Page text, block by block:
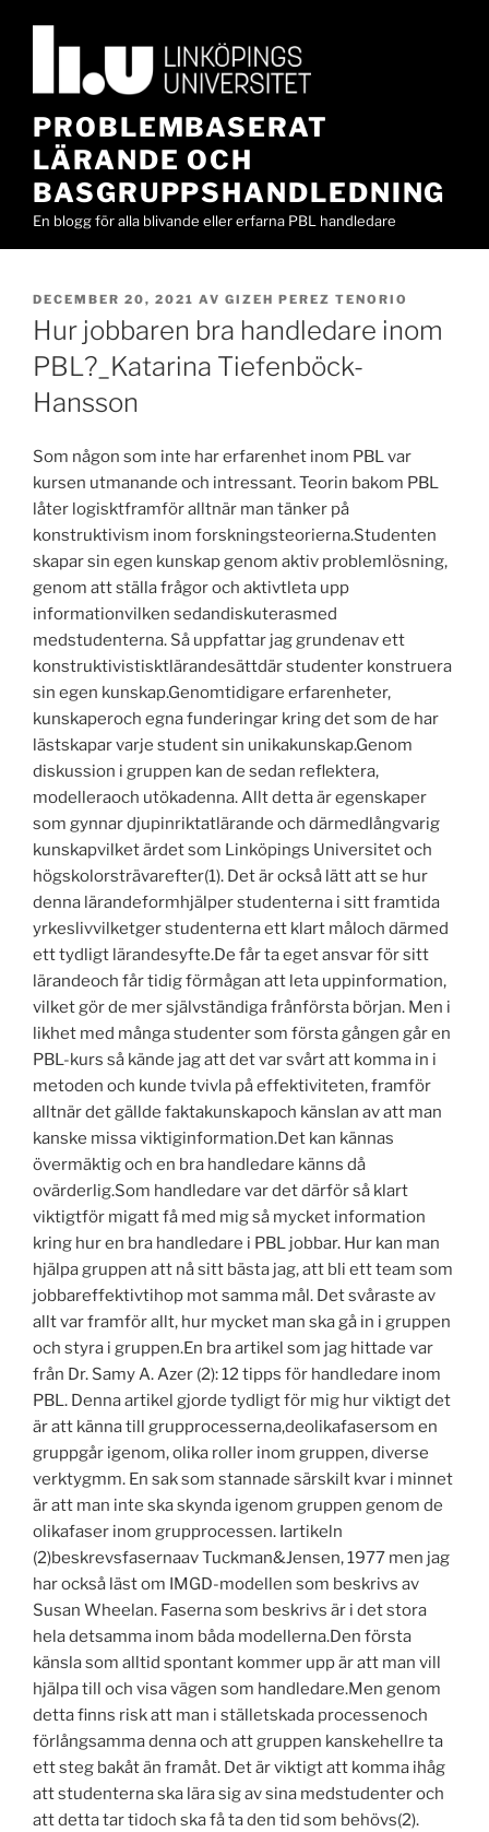
PROBLEMBASERAT
LÄRANDE OCH
BASGRUPPSHANDLEDNING
En blogg för alla blivande eller erfarna PBL handledare
PUBLICERAT
DECEMBER 20, 2021 AV GIZEH PEREZ TENORIO
Hur jobbaren bra handledare inom
PBL?_Katarina Tiefenböck-
Hansson
Som någon som inte har erfarenhet inom PBL var
kursen utmanande och intressant. Teorin bakom PBL
låter logisktframför alltnär man tänker på
konstruktivism inom forskningsteorierna.Studenten
skapar sin egen kunskap genom aktiv problemlösning,
genom att ställa frågor och aktivtleta upp
informationvilken sedandiskuterasmed
medstudenterna. Så uppfattar jag grundenav ett
konstruktivistisktlärandesättdär studenter konstruera
sin egen kunskap.Genomtidigare erfarenheter,
kunskaperoch egna funderingar kring det som de har
lästskapar varje student sin unikakunskap.Genom
diskussion i gruppen kan de sedan reflektera,
modelleraoch utökadenna. Allt detta är egenskaper
som gynnar djupinriktatlärande och därmedlångvarig
kunskapvilket ärdet som Linköpings Universitet och
högskolorsträvarefter(1). Det är också lätt att se hur
denna lärandeformhjälper studenterna i sitt framtida
yrkeslivvilketger studenterna ett klart måloch därmed
ett tydligt lärandesyfte.De får ta eget ansvar för sitt
lärandeoch får tidig förmågan att leta uppinformation,
vilket gör de mer självständiga frånförsta början. Men i
likhet med många studenter som första gången går en
PBL-kurs så kände jag att det var svårt att komma in i
metoden och kunde tvivla på effektiviteten, framför
alltnär det gällde faktakunskapoch känslan av att man
kanske missa viktiginformation.Det kan kännas
övermäktig och en bra handledare känns då
ovärderlig.Som handledare var det därför så klart
viktigtför migatt få med mig så mycket information
kring hur en bra handledare i PBL jobbar. Hur kan man
hjälpa gruppen att nå sitt bästa jag, att bli ett team som
jobbareffektivtihop mot samma mål. Det svåraste av
allt var framför allt, hur mycket man ska gå in i gruppen
och styra i gruppen.En bra artikel som jag hittade var
från Dr. Samy A. Azer (2): 12 tipps för handledare inom
PBL. Denna artikel gjorde tydligt för mig hur viktigt det
är att känna till grupprocesserna,deolikafasersom en
gruppgår igenom, olika roller inom gruppen, diverse
verktygmm. En sak som stannade särskilt kvar i minnet
är att man inte ska skynda igenom gruppen genom de
olikafaser inom grupprocessen. Iartikeln
(2)beskrevsfasernaav Tuckman&Jensen, 1977 men jag
har också läst om IMGD-modellen som beskrivs av
Susan Wheelan. Faserna som beskrivs är i det stora
hela detsamma inom båda modellerna.Den första
känsla som alltid spontant kommer upp är att man vill
hjälpa till och visa vägen som handledare.Men genom
detta finns risk att man i ställetskada processenoch
förlångsamma denna och att gruppen kanskehellre ta
ett steg bakåt än framåt. Det är viktigt att komma ihåg
att studenterna ska lära sig av sina medstudenter och
att detta tar tidoch ska få ta den tid som behövs(2).